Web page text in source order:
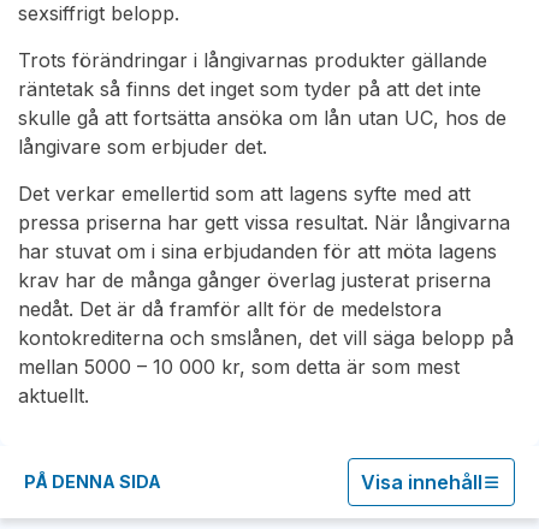
sexsiffrigt belopp.
Trots förändringar i långivarnas produkter gällande
räntetak så finns det inget som tyder på att det inte
skulle gå att fortsätta ansöka om lån utan UC, hos de
långivare som erbjuder det.
Det verkar emellertid som att lagens syfte med att
pressa priserna har gett vissa resultat. När långivarna
har stuvat om i sina erbjudanden för att möta lagens
krav har de många gånger överlag justerat priserna
nedåt. Det är då framför allt för de medelstora
kontokrediterna och smslånen, det vill säga belopp på
mellan 5000 – 10 000 kr, som detta är som mest
aktuellt.
PÅ DENNA SIDA Visa innehåll